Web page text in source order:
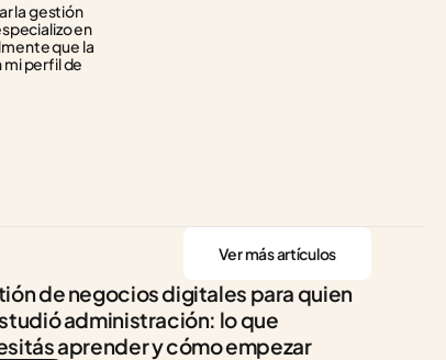
la gestión
en
que la
perfil de
Ver más artículos
de negocios digitales para quien
administración: lo que
aprender y cómo empezar